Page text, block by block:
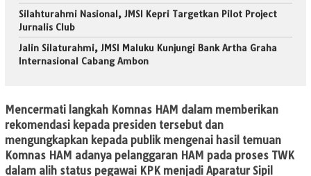
Silahturahmi Nasional, JMSI Kepri Targetkan Pilot Project
Jurnalis Club
Jalin Silaturahmi, JMSI Maluku Kunjungi Bank Artha Graha
Internasional Cabang Ambon
​Mencermati langkah Komnas HAM dalam memberikan
rekomendasi kepada presiden tersebut dan
mengungkapkan kepada publik mengenai hasil temuan
Komnas HAM adanya pelanggaran HAM pada proses TWK
dalam alih status pegawai KPK menjadi Aparatur Sipil